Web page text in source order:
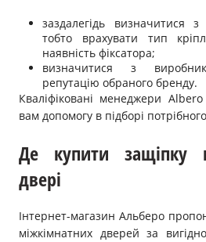
заздалегідь визначитися
тобто врахувати тип
наявність фіксатора;
визначитися з
репутацію обраного бренду.
Кваліфіковані менеджери
вам допомогу в підборі
Де купити защіпку
двері
Інтернет-магазин Альберо
міжкімнатних дверей за